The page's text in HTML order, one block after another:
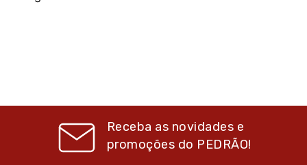
Receba as novidades e
promoções do PEDRÃO!